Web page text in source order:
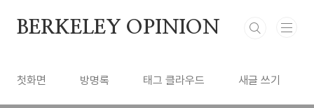
BERKELEY OPINION
첫화면 방명록 태그 클라우드 새글 쓰기